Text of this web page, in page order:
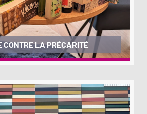
CONTRE LA PRÉCARITÉ